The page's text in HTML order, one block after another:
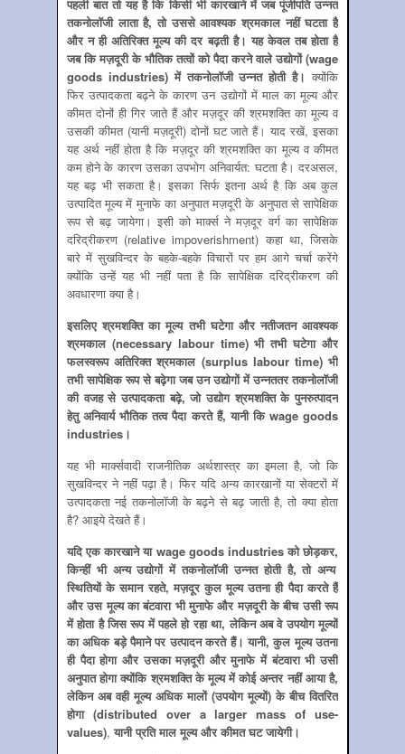
पहली बात तो यह है कि किसी भी कारखाने में जब पूंजीपति उन्‍नत
तकनोलॉजी लाता है,तो उससे आवश्‍यक श्रमकाल नहीं घटता है
और न ही अतिरिक्‍त मूल्‍य की दर बढ़ती है। यह केवल तब होता है
जब कि मज़दूरी के भौतिक तत्‍वों को पैदा करने वाले उद्योगों (wage
goods industries) में तकनोलॉजी उन्‍नत होती है। क्‍योंकि
फिर उत्‍पादकता बढ़ने के कारण उन उद्योगों में माल का मूल्‍य और
कीमत दोनों ही गिर जाते हैं और मज़दूर की श्रमशक्ति का मूल्‍य व
उसकी कीमत (यानी मज़दूरी) दोनों घट जाते हैं। याद रखें, इसका
यह अर्थ नहीं होता है कि मज़दूर की श्रमशक्ति का मूल्‍य व कीमत
कम होने के कारण उसका उपभोग अनिवार्यत: घटता है। दरअसल,
यह बढ़ भी सकता है। इसका सिर्फ इतना अर्थ है कि अब कुल
उत्‍पादित मूल्‍य में मुनाफे का अनुपात मज़दूरी के अनुपात से सापेक्षिक
रूप से बढ़ जायेगा। इसी को मार्क्‍स ने मज़दूर वर्ग का सापेक्षिक
दरिद्रीकरण (relative impoverishment) कहा था, जिसके
बारे में सुखविन्‍दर के बहके-बहके विचारों पर हम आगे चर्चा करेंगे
क्‍योंकि उन्‍हें यह भी नहीं पता है कि सापेक्षिक दरिद्रीकरण की
अवधारणा क्‍या है।
इसलिए श्रमशक्ति का मूल्‍य तभी घटेगा और नतीजतन आवश्‍यक
श्रमकाल (necessary labour time) भी तभी घटेगा और
फलस्‍वरूप अतिरिक्‍त श्रमकाल (surplus labour time) भी
तभी सापेक्षिक रूप से बढ़ेगा जब उन उद्योगों में उन्‍नततर तकनोलॉजी
की वजह से उत्‍पादकता बढ़े,जो उद्योग श्रमशक्ति के पुनरुत्‍पादन
हेतु अनिवार्य भौतिक तत्‍व पैदा करते हैं, यानी कि wage goods
industries ।
यह भी मार्क्‍सवादी राजनीतिक अर्थशास्‍त्र का इमला है, जो कि
सुखविन्‍दर ने नहीं पढ़ा है। फिर यदि अन्‍य कारखानों या सेक्‍टरों में
उत्‍पादकता नई तकनोलॉजी के बढ़ने से बढ़ जाती है, तो क्‍या होता
है? आइये देखते हैं।
यदि एक कारखाने या wage goods industries को छोड़कर,
किन्‍हीं भी अन्‍य उद्योगों में तकनोलॉजी उन्‍नत होती है,तो अन्‍य
स्थितियों के समान रहते, मज़दूर कुल मूल्‍य उतना ही पैदा करते हैं
और उस मूल्‍य का बंटवारा भी मुनाफे और मज़दूरी के बीच उसी रूप
में होता है जिस रूप में पहले हो रहा था, लेकिन अब वे उपयोग मूल्‍यों
का अधिक बड़े पैमाने पर उत्‍पादन करते हैं। यानी,कुल मूल्‍य उतना
ही पैदा होगा और उसका मज़दूरी और मुनाफे में बंटवारा भी उसी
अनुपात होगा क्‍योंकि श्रमशक्ति के मूल्‍य में कोई अन्‍तर नहीं आया है,
लेकिन अब वही मूल्‍य अधिक मालों (उपयोग मूल्‍यों) के बीच वितरित
होगा (distributed over a larger mass of use-
values), यानी प्रति माल मूल्‍य और कीमत घट जायेगी।